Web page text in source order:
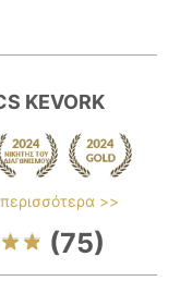
KEVORK
>>
(75)